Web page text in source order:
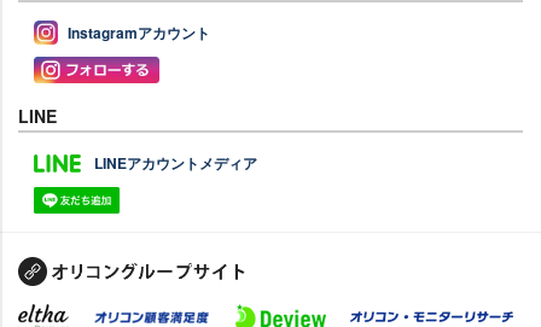
Instagramアカウント
LINE
LINEアカウントメディア